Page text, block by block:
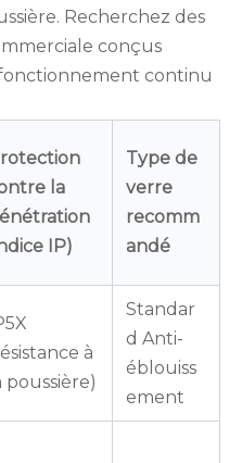
Recherchez des
conçus
continu
la
IP)
Type de
verre
recomm
andé
à
poussière)
Standar
d Anti-
éblouiss
ement